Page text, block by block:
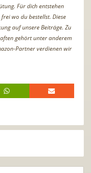
Für dich entstehen
wo du bestellst. Diese
auf unsere Beiträge. Zu
gehört unter anderem
Partner verdienen wir